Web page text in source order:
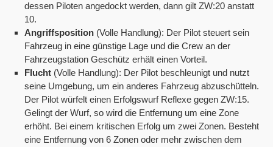
dessen Piloten angedockt werden, dann gilt ZW:20 anstatt
10.
Angriffsposition (Volle Handlung): Der Pilot steuert sein
Fahrzeug in eine günstige Lage und die Crew an der
Fahrzeugstation Geschütz erhält einen Vorteil.
Flucht (Volle Handlung): Der Pilot beschleunigt und nutzt
seine Umgebung, um ein anderes Fahrzeug abzuschütteln.
Der Pilot würfelt einen Erfolgswurf Reflexe gegen ZW:15.
Gelingt der Wurf, so wird die Entfernung um eine Zone
erhöht. Bei einem kritischen Erfolg um zwei Zonen. Besteht
eine Entfernung von 6 Zonen oder mehr zwischen dem